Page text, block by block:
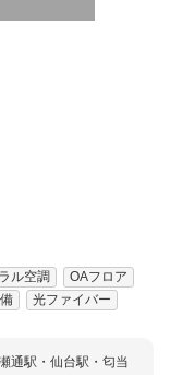
ル空調
OAフロア
光ファイバー
通駅・仙台駅・匂当